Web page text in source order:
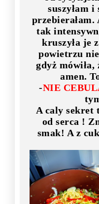
suszyłam i
tak
kruszyła je
powietrzu
gdyż mówiła,
amen.
-NIE
A caly sekret
od serca !
smak! A z